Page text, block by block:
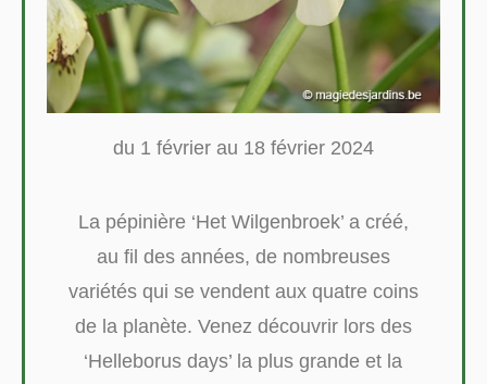
du 1 février au 18 février 2024
La pépinière ‘Het Wilgenbroek’ a créé,
au fil des années, de nombreuses
variétés qui se vendent aux quatre coins
de la planète. Venez découvrir lors des
‘Helleborus days’ la plus grande et la